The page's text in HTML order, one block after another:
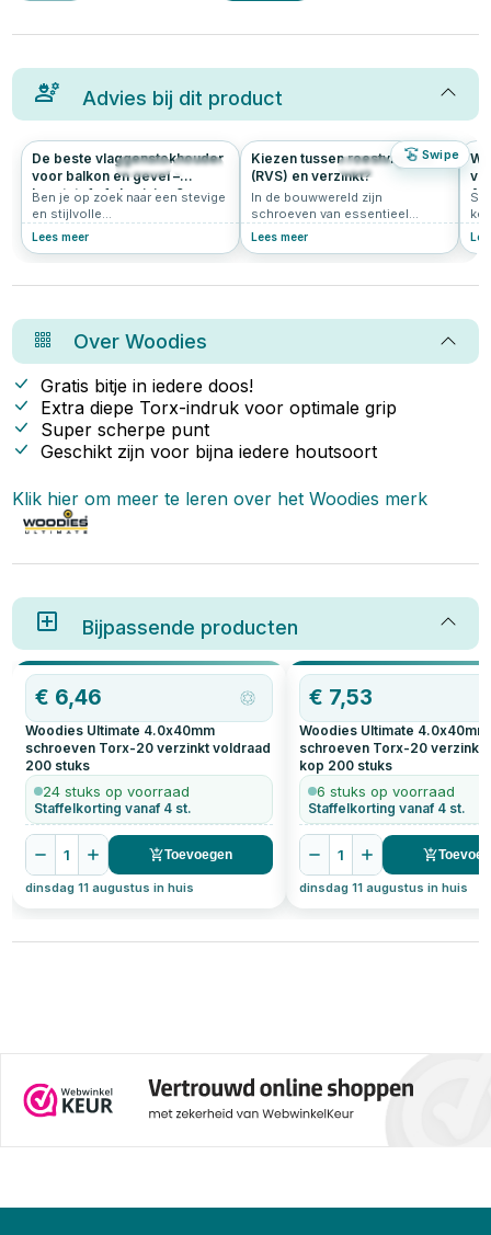
Advies bij dit product
Swipe
460 4.9
De beste vlaggenstokhouder
voor balkon en gevel –
kunststof of aluminium?
Ben je op zoek naar een stevige
en stijlvolle
vlaggenstokhouder? Bij
balkon zoekt of een model voor
aan de gevel, wij hebben de
oplossing die je nodig hebt. In
dit artikel lees je alles over onze
vlaggenstokhouders en hoe je
de beste keuze maakt.
Lees meer
345 5.0
Kiezen tussen roestvrijstaal
(RVS) en verzinkt?
In de bouwwereld zijn
schroeven van essentieel
belang voor stabiliteit en
Lees meer
OverWoodies
Gratis bitje in iedere doos!
Extra diepe Torx-indruk voor optimale grip
Super scherpe punt
Geschikt zijn voor bijna iedere houtsoort
Klik hier om meer te leren over hetWoodies merk
Bijpassende producten
€ 6,46
Woodies Ultimate 4.0x40mm
schroeven Torx-20 verzinkt voldraad
200 stuks
24 stuks op voorraad
Staffelkorting vanaf 4 st.
1 Toevoegen
dinsdag 11 augustus in huis
€ 7,53
Woodies Ultimate 4.0x40mm
schroeven Torx-20 verzinkt
kop 200 stuks
6 stuks op voorraad
Staffelkorting vanaf 4 st.
1
dinsdag 11 augustus in huis